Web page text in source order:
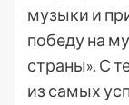
музыки и
победу на
страны». С
из самых